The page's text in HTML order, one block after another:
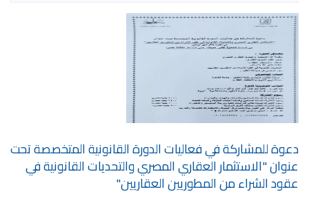
دعوة للمشاركة في فعاليات الدورة القانونية المتخصصة تحت
عنوان "الاستثمار العقاري المصري والتحديات القانونية في
عقود الشراء من المطوريين العقاريين"